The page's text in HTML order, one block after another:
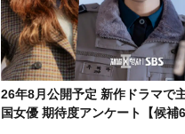
26年8月公開予定 新作ドラマで
国女優 期待度アンケート【候補6